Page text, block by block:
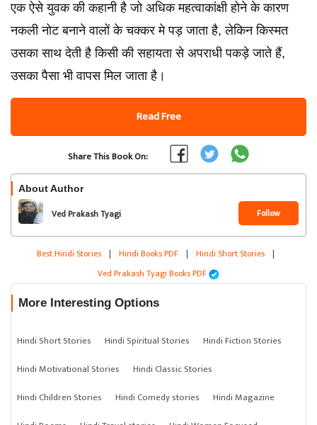
एक ऐसे युवक की कहानी है जो अधिक महत्वाकांक्षी होने के कारण
नकली नोट बनाने वालों के चक्कर मे पड़ जाता है, लेकिन किस्मत
उसका साथ देती है किसी की सहायता से अपराधी पकड़े जाते हैं,
उसका पैसा भी वापस मिल जाता है।
Read Free
Share This Book On:
About Author
Ved Prakash Tyagi Follow
Best Hindi Stories | Hindi Books PDF | Hindi Short Stories |
Ved Prakash Tyagi Books PDF
More Interesting Options
Hindi Short Stories Hindi Spiritual Stories
Hindi Fiction Stories
Hindi Motivational Stories
Hindi Classic Stories
Hindi Children Stories
Hindi Comedy stories
Hindi Magazine